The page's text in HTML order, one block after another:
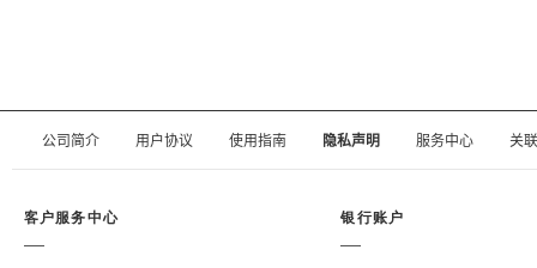
公司简介 用户协议 使用指南 隐私声明 服务中心 关
客户服务中心 银行账户